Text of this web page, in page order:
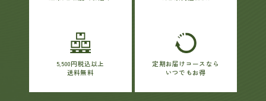
お買い物ガイド
5,500円税込以上
送料無料
定期お届けコースなら
いつでもお得